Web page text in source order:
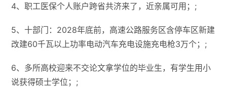
4、职工医保个人账户跨省共济来了，近亲属可用；;
5、十部门：2028年底前，高速公路服务区含停车区新建
改建60千瓦以上功率电动汽车充电设施充电枪3万个；;
6、多所高校迎来不交论文拿学位的毕业生，有学生用小
说获得硕士学位；;